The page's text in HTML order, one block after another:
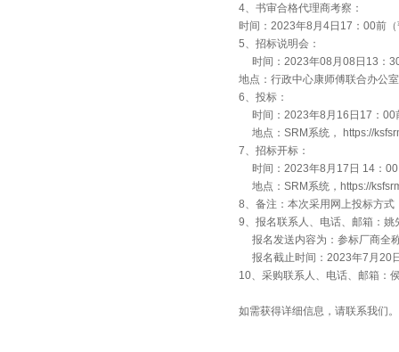
4、书审合格代理商考察：
时间：2023年8月4日17：00前
5、招标说明会：
时间：2023年08月08日13：
地点：行政中心康师傅联合办公
6、投标：
时间：2023年8月16日17：00
地点：SRM系统， https://
7、招标开标：
时间：2023年8月17日 14：00
地点：SRM系统，https://
8、备注：本次采用网上投标方式
9、报名联系人、电话、邮箱：
报名发送内容为：参标厂商全
报名截止时间：2023年7月20
10、采购联系人、电话、邮箱：
如需获得详细信息，请联系我们。